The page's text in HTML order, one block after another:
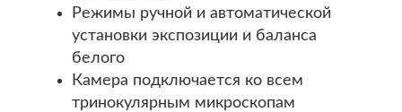
Режимы ручной и автоматической
установки экспозиции и баланса
белого
Камера подключается ко всем
тринокулярным микроскопам